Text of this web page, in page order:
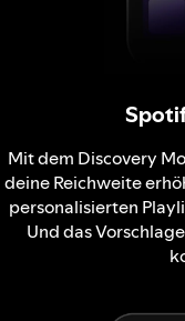
Mit dem Discovery
deine Reichweite
personalisierten
Und das